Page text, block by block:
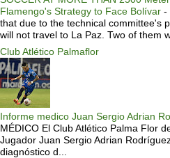
Flamengo's Strategy to Face Bolívar -
that due to the technical committee's
will not travel to La Paz. Two of them
Club Atlético Palmaflor
Informe medico Juan Sergio Adrian
MÉDICO El Club Atlético Palma Flor
Jugador Juan Sergio Adrian
diagnóstico d...